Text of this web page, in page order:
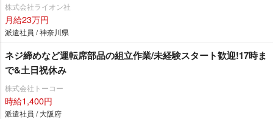
株式会社ライオン社
月給23万円
派遣社員 / 神奈川県
ネジ締めなど運転席部品の組立作業/未経験スタート歓迎!17時ま
で&土日祝休み
株式会社トーコー
時給1,400円
派遣社員 / 大阪府